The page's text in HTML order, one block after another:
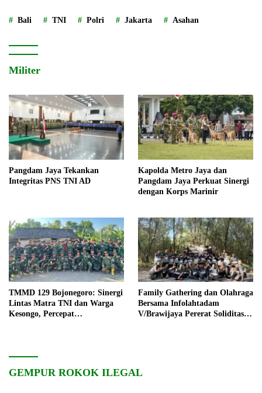
Bali TNI Polri Jakarta Asahan
Militer
Pangdam Jaya Tekankan
Integritas PNS TNI AD
Kapolda Metro Jaya dan
Pangdam Jaya Perkuat Sinergi
dengan Korps Marinir
TMMD 129 Bojonegoro: Sinergi
Lintas Matra TNI dan Warga
Kesongo, Percepat
Family Gathering dan Olahraga
Bersama Infolahtadam
V/Brawijaya Pererat Soliditas
GEMPUR ROKOK ILEGAL